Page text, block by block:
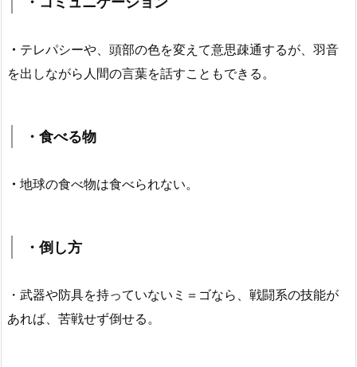
・ テレパシーや、頭部の色を変えて意思疎通するが、羽音
を出しながら人間の言葉を話すこともできる。
・食べる物
・ 地球の食べ物は食べられない。
・倒し方
・武器や防具を持っていないミ＝ゴなら、戦闘系の技能が
あれば、苦戦せず倒せる。